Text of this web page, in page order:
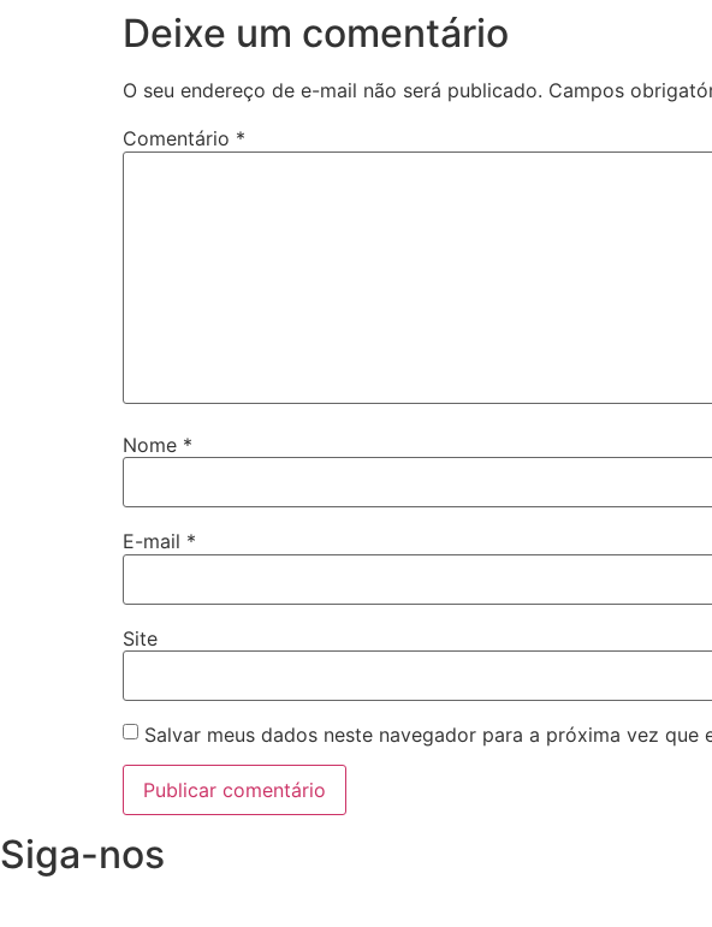
Deixe um comentário
O seu endereço de e-mail não será publicado. Campos
Comentário *
Nome *
E-mail *
Site
Salvar meus dados neste navegador para a próxima vez que
Siga-nos